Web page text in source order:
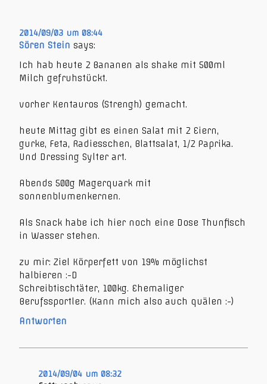
2014/09/03 um 08:44
Sören Stein says:
Ich hab heute 2 Bananen als shake mit 500ml
Milch gefruhstückt.
vorher Kentauros (Strengh) gemacht.
heute Mittag gibt es einen Salat mit 2 Eiern,
gurke, Feta, Radiesschen, Blattsalat, 1/2 Paprika.
Und Dressing Sylter art.
Abends 500g Magerquark mit
sonnenblumenkernen.
Als Snack habe ich hier noch eine Dose Thunfisch
in Wasser stehen.
zu mir: Ziel Körperfett von 19% möglichst
halbieren :-D
Schreibtischtäter, 100kg. Ehemaliger
Berufssportler. (Kann mich also auch quälen :-)
Antworten
2014/09/04 um 08:32